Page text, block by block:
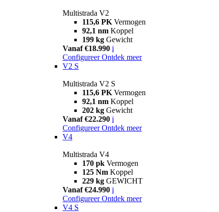
Multistrada V2
115,6 PK Vermogen
92,1 nm Koppel
199 kg Gewicht
Vanaf €18.990 i
Configureer Ontdek meer
V2 S
Multistrada V2 S
115,6 PK Vermogen
92,1 nm Koppel
202 kg Gewicht
Vanaf €22.290 i
Configureer Ontdek meer
V4
Multistrada V4
170 pk Vermogen
125 Nm Koppel
229 kg GEWICHT
Vanaf €24.990 i
Configureer Ontdek meer
V4 S